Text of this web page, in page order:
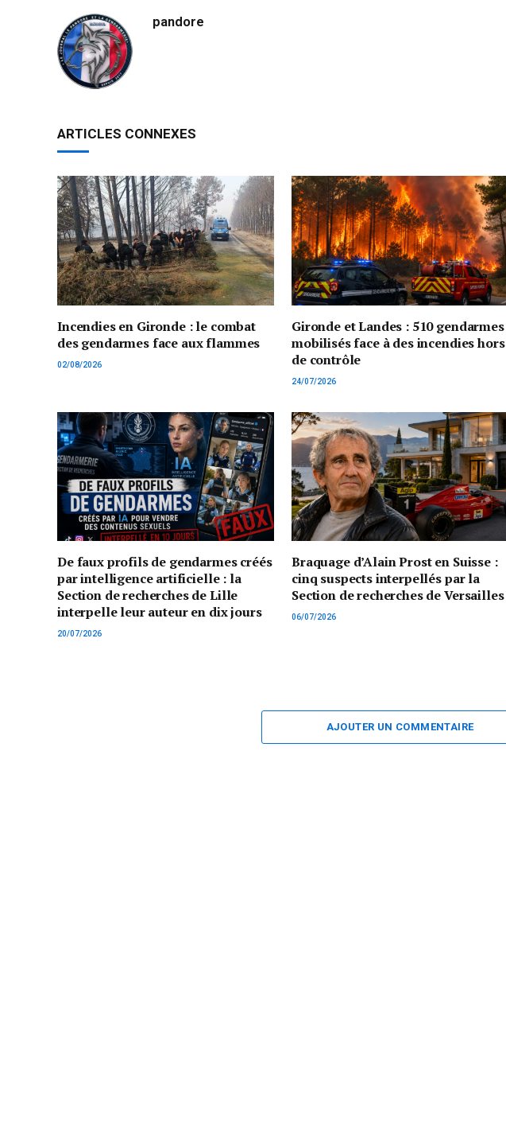
pandore
ARTICLES CONNEXES
Incendies en Gironde : le combat
des gendarmes face aux flammes
02/08/2026
Gironde et Landes : 510 gendarmes
mobilisés face à des incendies hors
de contrôle
24/07/2026
De faux profils de gendarmes créés
par intelligence artificielle : la
Section de recherches de Lille
interpelle leur auteur en dix jours
20/07/2026
Braquage d’Alain Prost en Suisse :
cinq suspects interpellés par la
Section de recherches de Versailles
06/07/2026
AJOUTER UN COMMENTAIRE